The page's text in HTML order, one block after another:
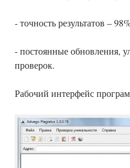
- точность результатов –
- постоянные обновления,
проверок.
Рабочий интерфейс